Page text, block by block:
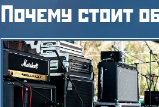
Почему стоит